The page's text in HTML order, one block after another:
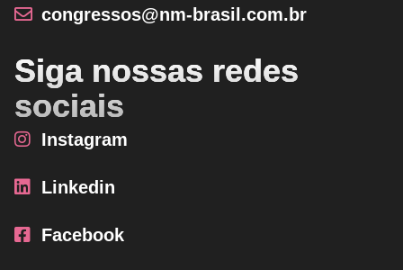
congressos@nm-brasil.com.br
Siga nossas redes
sociais
Instagram
Linkedin
Facebook